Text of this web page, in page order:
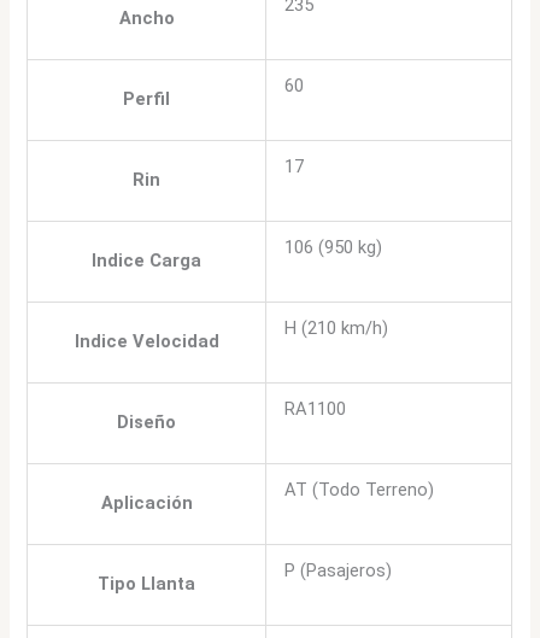
Ancho
235
Perfil
60
Rin
17
Indice Carga
106 (950 kg)
Indice Velocidad
H (210 km/h)
Diseño
RA1100
Aplicación
AT (Todo Terreno)
Tipo Llanta
P (Pasajeros)